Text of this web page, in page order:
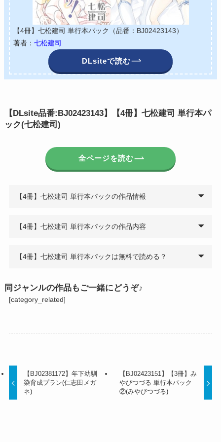
【4冊】七松建司 単行本パック（品番：BJ02423143）
著者： 七松建司
DLsiteで読む
【DLsite品番:BJ02423143】【4冊】七松建司 単行本パ
ック(七松建司)
全ページを読む
【4冊】七松建司 単行本パックの作品情報
【4冊】七松建司 単行本パックの作品内容
【4冊】七松建司 単行本パックは無料で読める？
同ジャンルの作品もご一緒にどうぞ♪
[category_related]
【BJ02381172】年下幼馴
染育成プラン(仁志田メガ
ネ)
【BJ02423151】【3冊】み
やびつづる 単行本パック
②(みやびつづる)